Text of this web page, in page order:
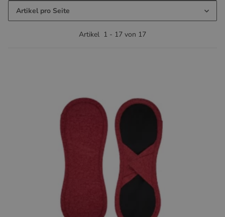
Artikel pro Seite
Artikel 1 - 17 von 17